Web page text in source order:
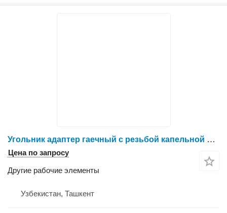
Угольник адаптер гаечный с резьбой капельной ленты и трубки для опрыскивателя
Цена по запросу
Другие рабочие элементы
Узбекистан, Ташкент